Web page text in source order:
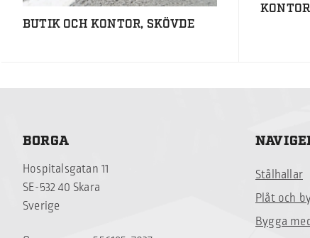
BUTIK OCH KONTOR, SKÖVDE
BORGA
Hospitalsgatan 11
SE-532 40 Skara
Sverige
Stålhallar
Plåt och
Bygga